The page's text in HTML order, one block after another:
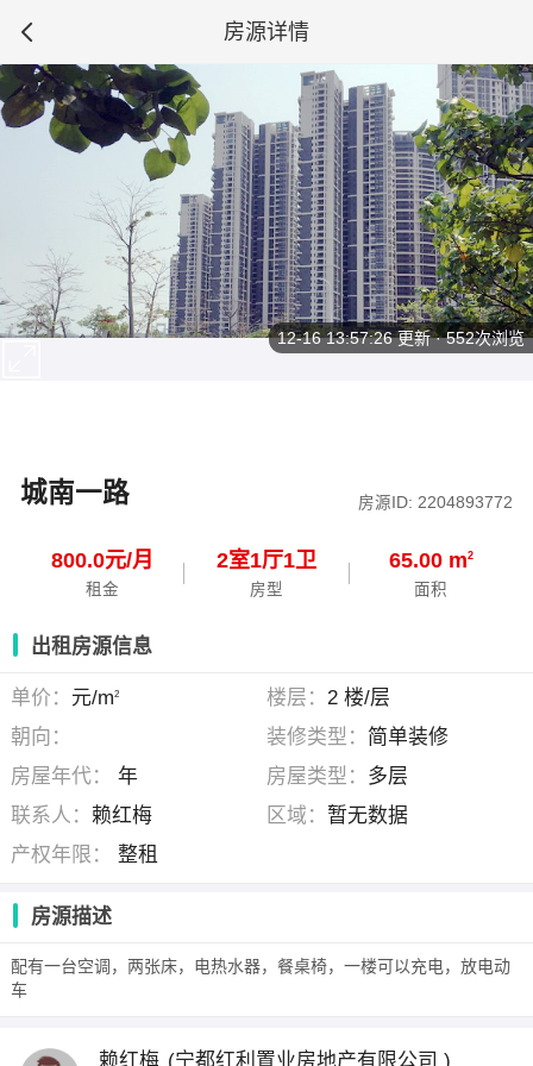
房源详情
城南一路 房源ID: 2204893772
800.0元/月
租金
2室1厅1卫
房型
65.00 m2
面积
12-16 13:57:26更新 · 552次浏览
出租房源信息
单价： 元/m2 楼层： 2 楼/层
朝向：
装修类型： 简单装修
房屋年代：
年 房屋类型： 多层
联系人： 赖红梅 区域： 暂无数据
产权年限：
整租
房源描述
配有一台空调，两张床，电热水器，餐桌椅，一楼可以充电，放电动
车
赖红梅 (宁都红利置业房地产有限公司 )